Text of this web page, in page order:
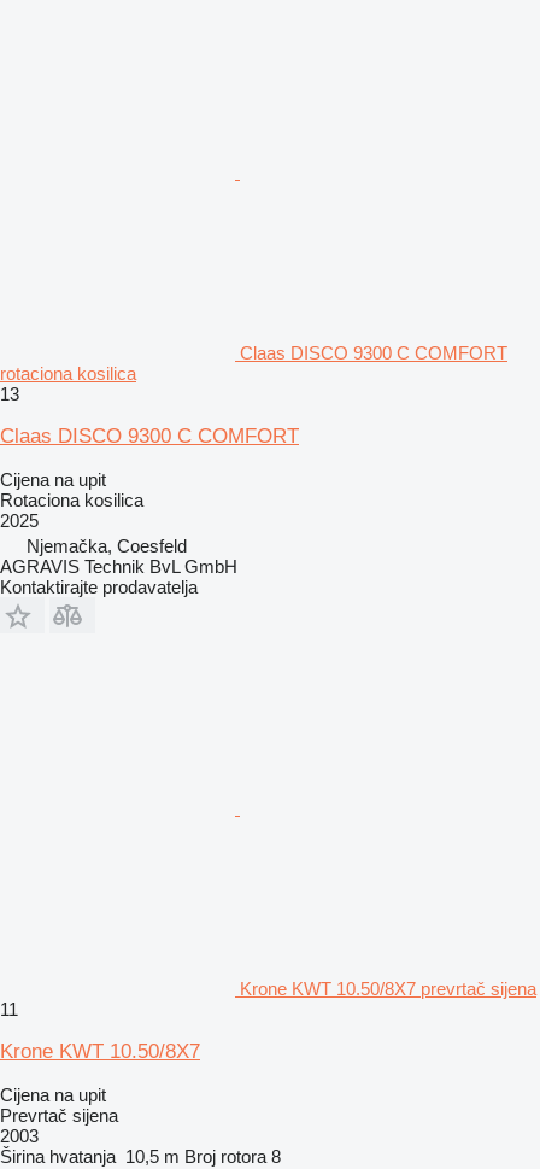
Claas DISCO 9300 C COMFORT
rotaciona kosilica
13
Claas DISCO 9300 C COMFORT
Cijena na upit
Rotaciona kosilica
2025
Njemačka, Coesfeld
AGRAVIS Technik BvL GmbH
Kontaktirajte prodavatelja
Krone KWT 10.50/8X7 prevrtač sijena
11
Krone KWT 10.50/8X7
Cijena na upit
Prevrtač sijena
2003
Širina hvatanja 10,5 m Broj rotora 8